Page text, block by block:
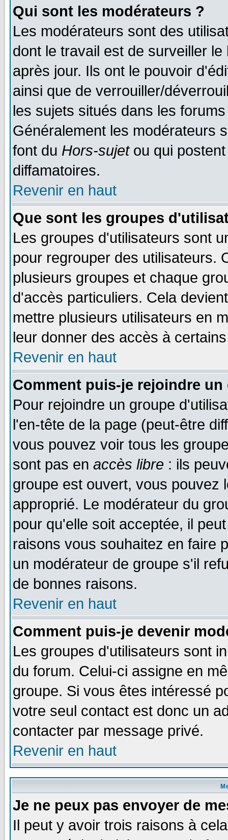
Qui sont les modérateurs ?
Les modérateurs sont des
dont le travail est de surveiller
après jour. Ils ont le pouvoir
ainsi que de verrouiller/
les sujets situés dans les
Généralement les modérateurs
font du Hors-sujetou qui
diffamatoires.
Revenir en haut
Que sont les groupes
Les groupes d'utilisateurs sont
pour regrouper des utilisateurs.
plusieurs groupes et chaque
d'accès particuliers. Cela
mettre plusieurs utilisateurs en
leur donner des accès à
Revenir en haut
Comment puis-je rejoindre
Pour rejoindre un groupe
l'en-tête de la page (peut-être
vous pouvez voir tous les
sont pas en accès libre : ils
groupe est ouvert, vous pouvez
approprié. Le modérateur du
pour qu'elle soit acceptée, il
raisons vous souhaitez en faire
un modérateur de groupe s'il
de bonnes raisons.
Revenir en haut
Comment puis-je devenir
Les groupes d'utilisateurs sont
du forum. Celui-ci assigne en
groupe. Si vous êtes intéressé
votre seul contact est donc un
contacter par message privé.
Revenir en haut
Je ne peux pas envoyer de
Il peut y avoir trois raisons à